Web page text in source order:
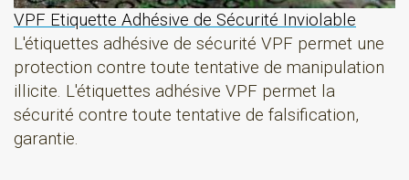
VPF Etiquette Adhésive de Sécurité Inviolable
L'étiquettes adhésive de sécurité VPF permet une
protection contre toute tentative de manipulation
illicite. L'étiquettes adhésive VPF permet la
sécurité contre toute tentative de falsification,
garantie.